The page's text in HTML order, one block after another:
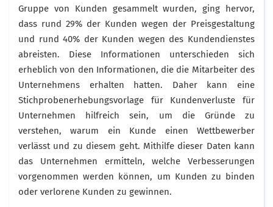
Gruppe von Kunden gesammelt wurden, ging hervor,
dass rund 29% der Kunden wegen der Preisgestaltung
und rund 40% der Kunden wegen des Kundendienstes
abreisten. Diese Informationen unterschieden sich
erheblich von den Informationen, die die Mitarbeiter des
Unternehmens erhalten hatten. Daher kann eine
Stichprobenerhebungsvorlage für Kundenverluste für
Unternehmen hilfreich sein, um die Gründe zu
verstehen, warum ein Kunde einen Wettbewerber
verlässt und zu diesem geht. Mithilfe dieser Daten kann
das Unternehmen ermitteln, welche Verbesserungen
vorgenommen werden können, um Kunden zu binden
oder verlorene Kunden zu gewinnen.